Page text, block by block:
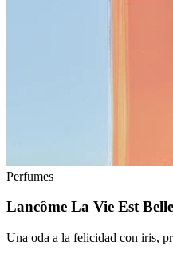
Perfumes
Lancôme La Vie Est Belle
Una oda a la felicidad con iris,